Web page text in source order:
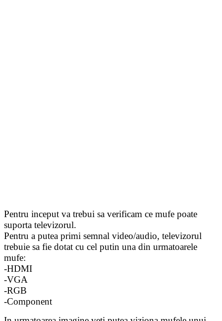
Pentru inceput va trebui sa verificam ce mufe poate
suporta televizorul.
Pentru a putea primi semnal video/audio, televizorul
trebuie sa fie dotat cu cel putin una din urmatoarele
mufe:
-HDMI
-VGA
-RGB
-Component